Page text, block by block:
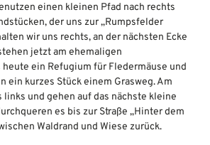
einen kleinen Pfad nach rechts
der uns zur „Rumpsfelder
wir uns rechts, an der nächsten Ecke
jetzt am ehemaligen
heute ein Refugium für Fledermäuse und
ein kurzes Stück einem Grasweg. Am
links und gehen auf das nächste kleine
es bis zur Straße „Hinter dem
Waldrand und Wiese zurück.